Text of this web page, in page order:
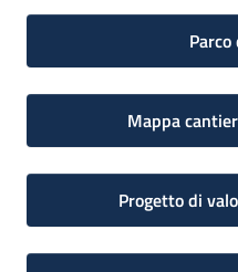
Mappa
Progetto di